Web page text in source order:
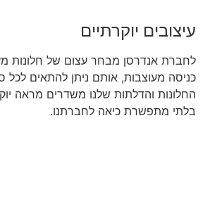
עיצובים יוקרתיים
לחברת אנדרסן מבחר עצום של חלונות
כניסה מעוצבות, אותם ניתן להתאים לכל
החלונות והדלתות שלנו משדרים מראה
בלתי מתפשרת כיאה לחברתנו.